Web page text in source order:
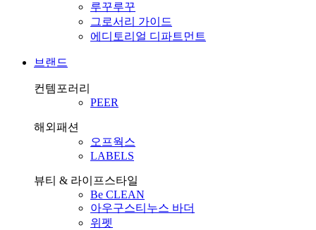
루꾸루꾸
그로서리 가이드
에디토리얼 디파트먼트
브랜드
컨템포러리
PEER
해외패션
오프웍스
LABELS
뷰티 & 라이프스타일
Be CLEAN
아우구스티누스 바더
위펫